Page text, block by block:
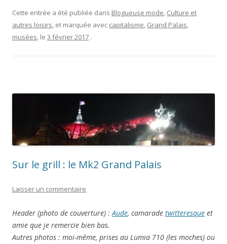
du
Grand
Palais”
Cette entrée a été publiée dans Blogueuse mode, Culture et
autres loisirs, et marquée avec capitalisme, Grand Palais,
musées, le 3 février 2017 .
Sur le grill : le Mk2 Grand Palais
Laisser un commentaire
Header (photo de couverture) :Aude, camarade twitteresque et
amie que je remercie bien bas.
Autres photos : moi-même, prises au Lumia 710 (les moches) ou